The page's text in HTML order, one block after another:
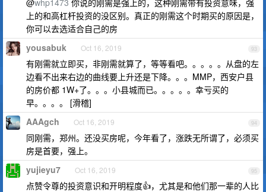
@whp1473 你说的刚需是强上的，这种刚需带有投资意味，强
上的和高杠杆投资的没区别。真正的刚需这个时期买的原因是，
你可以去选适合自己的房
93
yousabuk Oct 16, 2019
有刚需就立即买，非刚需就算了，等等看吧。。。。。从盘的左
边看不出来右边的曲线要上升还是下降。。。MMP，西安户县
的房价都 1W+了。。。小县城而已。。。。。幸亏买的
早。。。。 [滑稽]
94
AAAgch Oct 16, 2019
同刚需，郑州。还没买房呢，今年看了，涨跌无所谓了，必须买
房是首要，强上。
95
yujieyu7 Oct 16, 2019
点赞令尊的投资意识和开明程度👍，尤其是和他们那一辈的人比